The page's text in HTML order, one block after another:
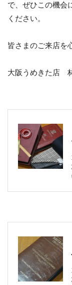
で、ぜひこの機会
ください。
皆さまのご来店を
大阪うめきた店